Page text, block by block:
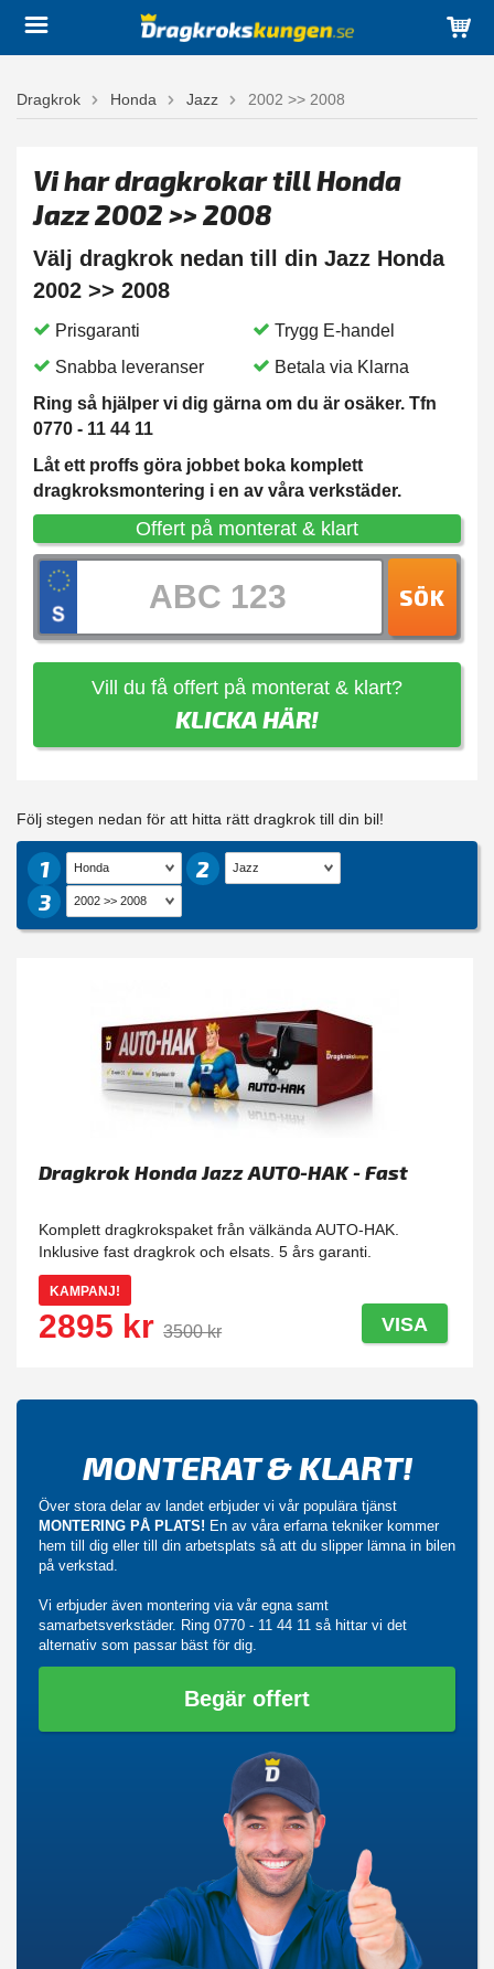
Dragkrok Honda Jazz 2002 >> 2008
Vi har dragkrokar till Honda
Jazz 2002 >> 2008
Välj dragkrok nedan till din Jazz Honda
2002 >> 2008
Prisgaranti
Trygg E-handel
Snabba leveranser
Betala via Klarna
Ring så hjälper vi dig gärna om du är osäker. Tfn
0770 - 11 44 11
Låt ett proffs göra jobbet boka komplett
dragkroksmontering i en av våra verkstäder.
Offert på monterat & klart
SÖK
Vill du få offert på monterat & klart?
KLICKA HÄR!
Följ stegen nedan för att hitta rätt dragkrok till din bil!
1
2
3
Dragkrok Honda Jazz AUTO-HAK - Fast
Komplett dragkrokspaket från välkända AUTO-HAK.
Inklusive fast dragkrok och elsats. 5 års garanti.
KAMPANJ!
2895 kr 3500 kr VISA
MONTERAT & KLART!
Över stora delar av landet erbjuder vi vår populära tjänst
MONTERING PÅ PLATS! En av våra erfarna tekniker kommer
hem till dig eller till din arbetsplats så att du slipper lämna in bilen
på verkstad.
Vi erbjuder även montering via vår egna samt
samarbetsverkstäder. Ring 0770 - 11 44 11 så hittar vi det
alternativ som passar bäst för dig.
Begär offert